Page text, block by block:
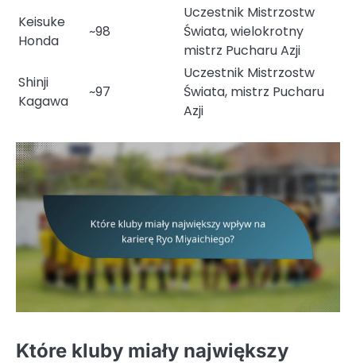
Keisuke
Honda
~98
Uczestnik Mistrzostw
Świata, wielokrotny
mistrz Pucharu Azji
Shinji
Kagawa
~97
Uczestnik Mistrzostw
Świata, mistrz Pucharu
Azji
Które kluby miały największy